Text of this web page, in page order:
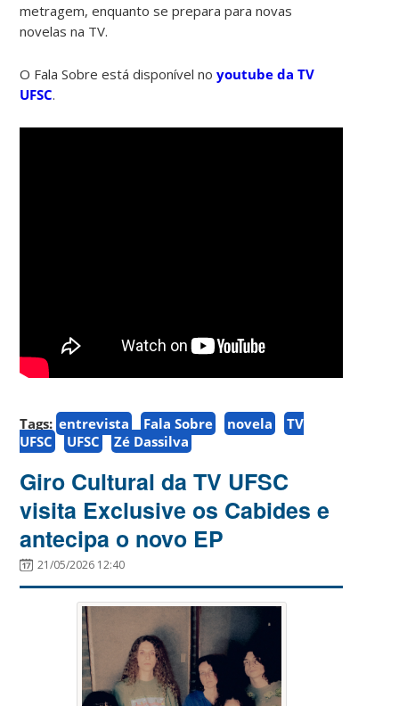
metragem, enquanto se prepara para novas
novelas na TV.
O Fala Sobre está disponível noyoutube da TV
UFSC.
Tags: entrevista Fala Sobre novela
TV
UFSC
UFSC Zé Dassilva
Giro Cultural da TV UFSC
visita Exclusive os Cabides e
antecipa o novo EP
21/05/2026 12:40